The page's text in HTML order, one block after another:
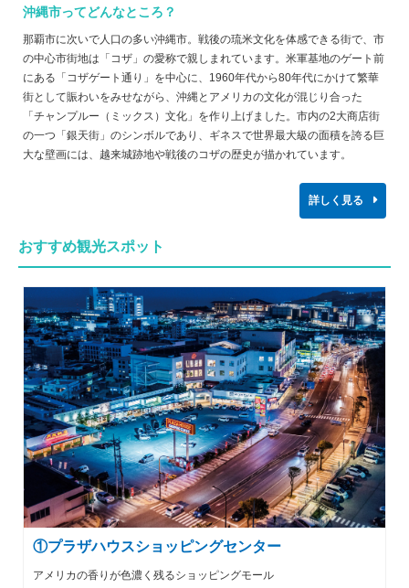
沖縄市ってどんなところ？
那覇市に次いで人口の多い沖縄市。戦後の琉米文化を体感できる街で、市
の中心市街地は「コザ」の愛称で親しまれています。米軍基地のゲート前
にある「コザゲート通り」を中心に、1960年代から80年代にかけて繁華
街として賑わいをみせながら、沖縄とアメリカの文化が混じり合った
「チャンプルー（ミックス）文化」を作り上げました。市内の2大商店街
の一つ「銀天街」のシンボルであり、ギネスで世界最大級の面積を誇る巨
大な壁画には、越来城跡地や戦後のコザの歴史が描かれています。
詳しく見る
おすすめ観光スポット
①プラザハウスショッピングセンター
アメリカの香りが色濃く残るショッピングモール